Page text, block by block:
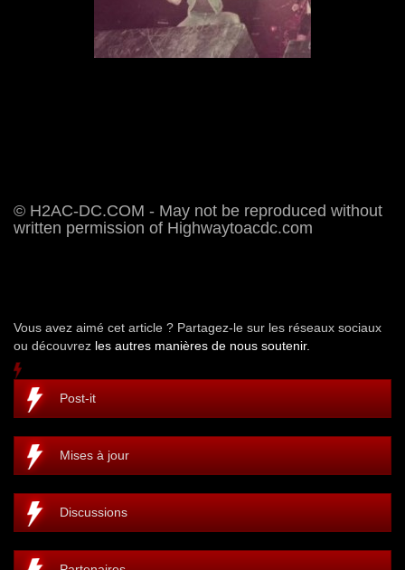
© H2AC-DC.COM - May not be reproduced without
written permission of Highwaytoacdc.com
Vous avez aimé cet article ? Partagez-le sur les réseaux sociaux
ou découvrez les autres manières de nous soutenir.
Post-it
Mises à jour
Discussions